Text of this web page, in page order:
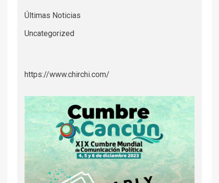
Últimas Noticias
Uncategorized
https://www.chirchi.com/